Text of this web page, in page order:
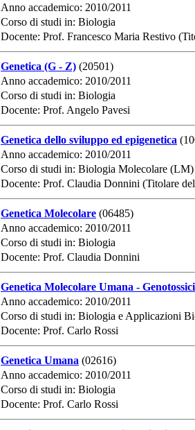
Anno accademico: 2010/2011
Corso di studi in: Biologia
Docente: Prof. Francesco Maria Restivo
Genetica (G - Z) (20501)
Anno accademico: 2010/2011
Corso di studi in: Biologia
Docente: Prof. Angelo Pavesi
Genetica dello sviluppo ed epigenetica
Anno accademico: 2010/2011
Corso di studi in: Biologia Molecolare (LM)
Docente: Prof. Claudia Donnini (Titolare
Genetica Molecolare (06485)
Anno accademico: 2010/2011
Corso di studi in: Biologia
Docente: Prof. Claudia Donnini
Genetica Molecolare Umana -
Anno accademico: 2010/2011
Corso di studi in: Biologia e Applicazioni
Docente: Prof. Carlo Rossi
Genetica Umana (02616)
Anno accademico: 2010/2011
Corso di studi in: Biologia
Docente: Prof. Carlo Rossi